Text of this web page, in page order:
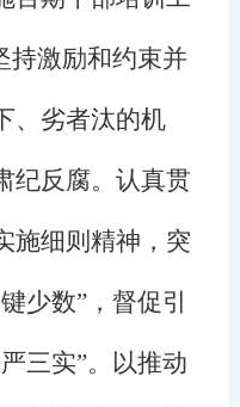
持激励和约束并
、劣者汰的机
纪反腐。认真贯
施细则精神，突
少数”，督促引
三实”。以推动